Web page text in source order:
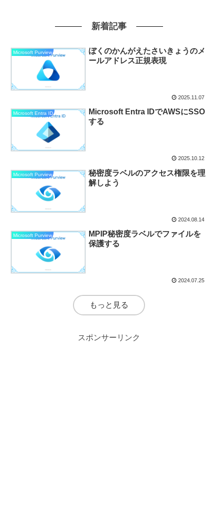
新着記事
Microsoft Purview
ぼくのかんがえたさいきょうのメ
ールアドレス正規表現
2025.11.07
Microsoft Entra ID
Microsoft Entra IDでAWSにSSO
する
2025.10.12
Microsoft Purview
秘密度ラベルのアクセス権限を理
解しよう
2024.08.14
Microsoft Purview
MPIP秘密度ラベルでファイルを
保護する
2024.07.25
もっと見る
スポンサーリンク